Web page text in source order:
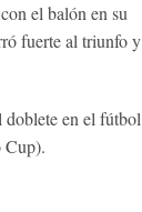
el balón en su
fuerte al triunfo y
doblete en el fútbol
Cup).